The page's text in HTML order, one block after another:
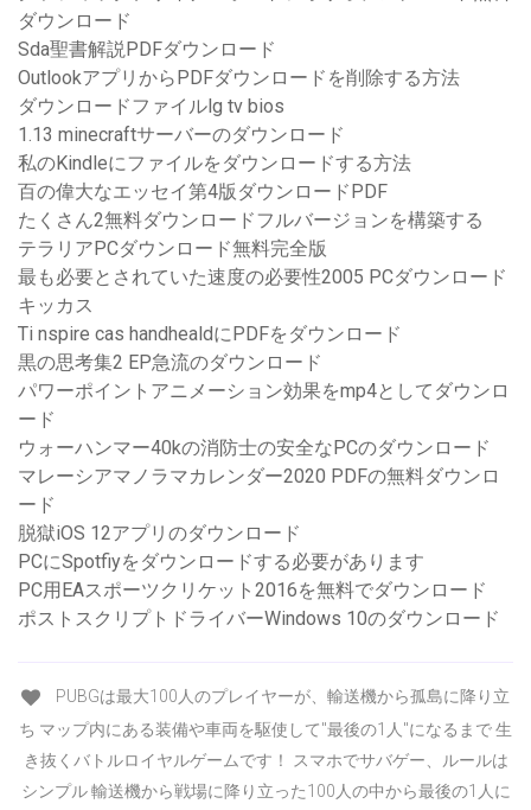
ダウンロード
Sda聖書解説PDFダウンロード
OutlookアプリからPDFダウンロードを削除する方法
ダウンロードファイルlg tv bios
1.13 minecraftサーバーのダウンロード
私のKindleにファイルをダウンロードする方法
百の偉大なエッセイ第4版ダウンロードPDF
たくさん2無料ダウンロードフルバージョンを構築する
テラリアPCダウンロード無料完全版
最も必要とされていた速度の必要性2005 PCダウンロード
キッカス
Ti nspire cas handhealdにPDFをダウンロード
黒の思考集2 EP急流のダウンロード
パワーポイントアニメーション効果をmp4としてダウンロ
ード
ウォーハンマー40kの消防士の安全なPCのダウンロード
マレーシアマノラマカレンダー2020 PDFの無料ダウンロ
ード
脱獄iOS 12アプリのダウンロード
PCにSpotfiyをダウンロードする必要があります
PC用EAスポーツクリケット2016を無料でダウンロード
ポストスクリプトドライバーWindows 10のダウンロード
PUBGは最大100人のプレイヤーが、輸送機から孤島に降り立
ち マップ内にある装備や車両を駆使して"最後の1人"になるまで 生
き抜くバトルロイヤルゲームです！ スマホでサバゲー、ルールは
シンプル 輸送機から戦場に降り立った100人の中から最後の1人に